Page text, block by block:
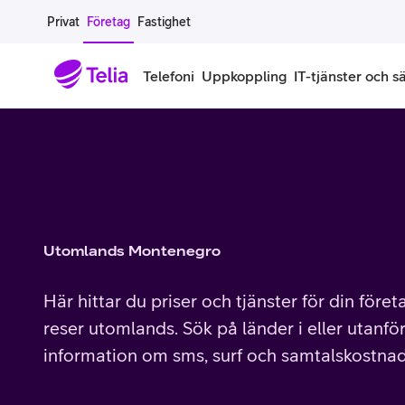
Gå till sidans innehåll
Privat Företag Fastighet
Telefoni
Extra simkort
Täckningskarta
Mobilskal
Surfplattor
Uppkoppling
Mobilt bredband
Modem och routrar
IT-tjänster och
Skärmar och tillbehör
Smart
Smart
Utomlands Montenegro
Här hittar du priser och tjänster för din
reser utomlands. Sök på länder i eller
information om sms, surf och